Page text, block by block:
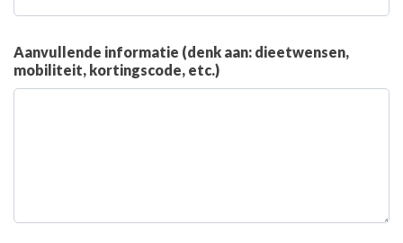
Aanvullende informatie (denk aan: dieetwensen,
mobiliteit, kortingscode, etc.)